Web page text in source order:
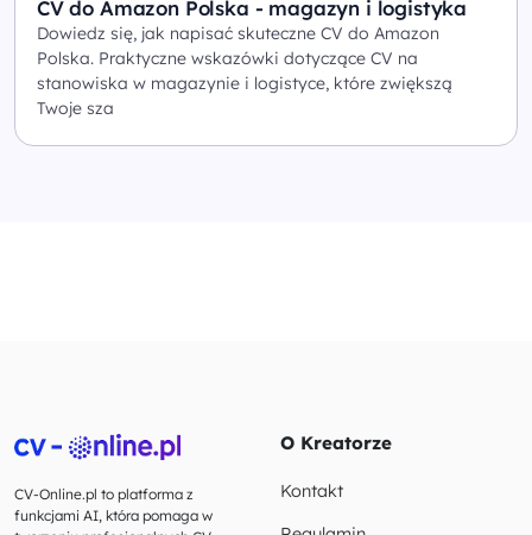
CV do Amazon Polska - magazyn i logistyka
Dowiedz się, jak napisać skuteczne CV do Amazon
Polska. Praktyczne wskazówki dotyczące CV na
stanowiska w magazynie i logistyce, które zwiększą
Twoje sza
CV-Online.pl to platforma z
funkcjami AI, która pomaga w
O Kreatorze
Kontakt